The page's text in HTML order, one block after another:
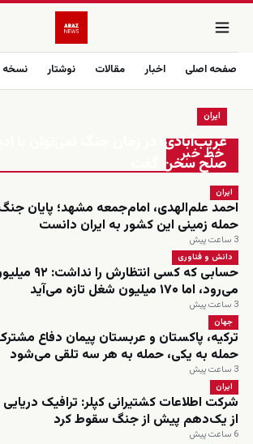
صفحه اصلی اخبار مقالات نوشتار نسخه
زنده
خط خبر
ایران
غریب‌آبادی: در زمان جنگ نمی‌توان با
صلح سخن گفت
ایران
احمد علم‌الهدی، امام‌جمعه مشهد؛ پایان جنگ
حمله زمینی این کشور به ایران دانست
3 ساعت پیش
دانش و فناوری
حسابی که کسی
می‌رود، اما ۱۷۰ میلیون شغل تازه می‌آید
3 ساعت پیش
جهان
ترکیه، پاکستان و عربستان پیمان دفاع
حمله به یکی، حمله به هر سه تلقی می‌شود
3 ساعت پیش
ایران
شرکت اطلاعات کشتیرانی کپلر: ترافیک
از یک‌دهم پیش از جنگ سقوط کرد
6 ساعت پیش